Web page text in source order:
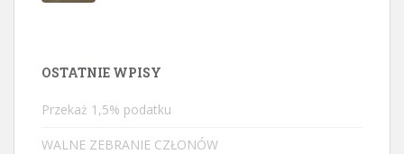
OSTATNIE WPISY
Przekaż 1,5% podatku
WALNE ZEBRANIE CZŁONÓW